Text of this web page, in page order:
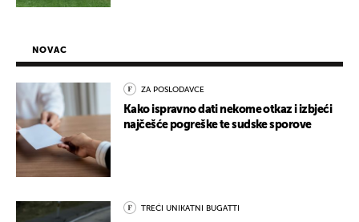
NOVAC
ZA POSLODAVCE
Kako ispravno dati nekome otkaz i izbjeći
najčešće pogreške te sudske sporove
TREĆI UNIKATNI BUGATTI